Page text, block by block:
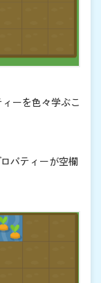
ーを色々学ぶこ
パティーが空欄